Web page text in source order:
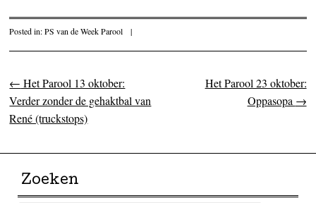
Posted in:PS van de Week Parool |
Post navigation
← Het Parool 13 oktober:
Verder zonder de gehaktbal van
René (truckstops)
Het Parool 23 oktober:
Oppasopa →
Zoeken